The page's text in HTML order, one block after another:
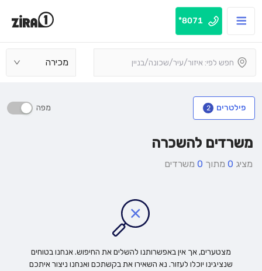
8071*
מכירה
פילטרים 2 מפה
משרדים להשכרה
מציג 0 מתוך 0 משרדים
מצטערים, אך אין באפשרותנו להשלים את החיפוש. אנחנו בטוחים
שנציגינו יוכלו לעזור. נא השאירו את בקשתכם ואנחנו ניצור איתכם